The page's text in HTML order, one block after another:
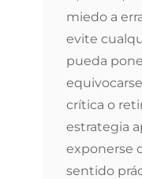
miedo a
evite
pueda
crítica o
estrategia
exponerse
sentido